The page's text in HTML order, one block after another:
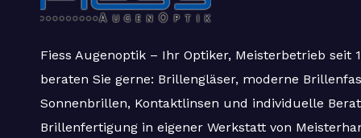
Fiess Augenoptik – Ihr Optiker, Meisterbetrieb seit
beraten Sie gerne: Brillengläser, moderne
Sonnenbrillen, Kontaktlinsen und individuelle
Brillenfertigung in eigener Werkstatt von